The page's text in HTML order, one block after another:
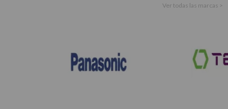
Ver todas las marcas >